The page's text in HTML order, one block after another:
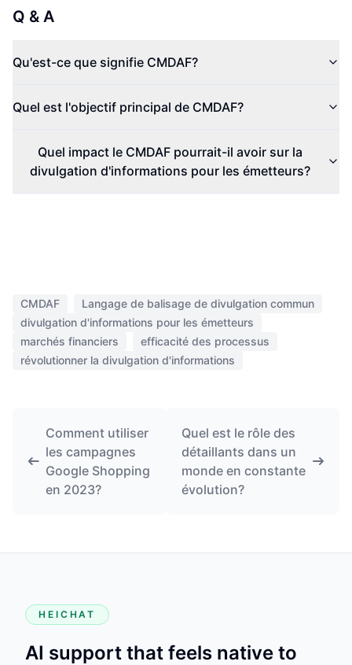
Q & A
Qu'est-ce que signifie CMDAF?
Quel est l'objectif principal de CMDAF?
Quel impact le CMDAF pourrait-il avoir sur la
divulgation d'informations pour les émetteurs?
CMDAF
Langage de balisage de divulgation commun
divulgation d'informations pour les émetteurs
marchés financiers
efficacité des processus
révolutionner la divulgation d'informations
Comment utiliser
les campagnes
Google Shopping
en 2023?
Quel est le rôle des
détaillants dans un
monde en constante
évolution?
HEICHAT
AI support that feels native to